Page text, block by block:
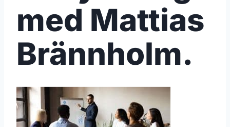
med Mattias
Brännholm.